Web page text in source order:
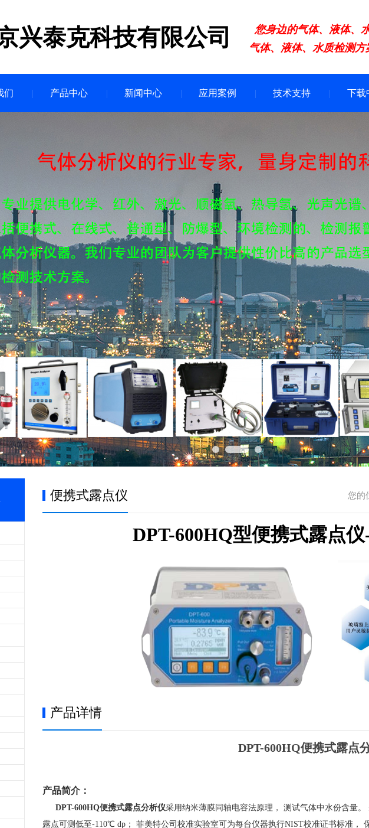
兴泰克科技有限公司
您身边的气体、液体、
气体、液体、水质检测方
们 产品中心 新闻中心 应用案例 技术支持 下载
您的
便携式露点仪
DPT-600HQ型便携式露点
产品详情
DPT-600HQ便携式露点
产品简介：
DPT-600HQ便携式露点分析仪采用纳米薄膜同轴电容法原理， 测试气体中水份含量
露点可测低至-110℃ dp； 菲美特公司校准实验室可为每台仪器执行NIST校准证书标准，